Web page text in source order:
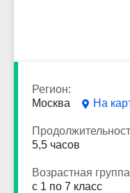
Регион:
Москва
На
5,5 часов
Возрастная
с 1 по 7 класс